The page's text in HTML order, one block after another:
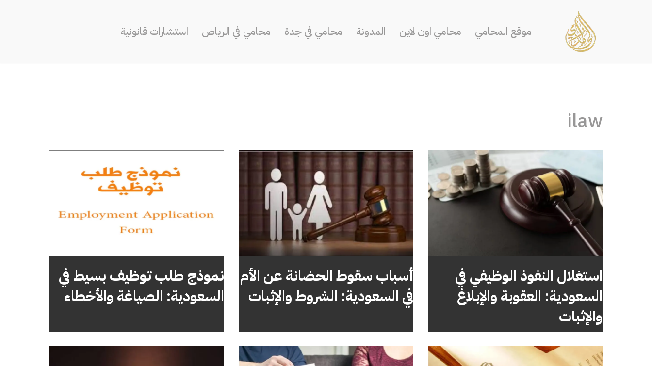
موقع المحامي محامي اون لاين المدونة محامي في جدة محامي في الرياض استشارات قانونية
ilaw
استغلال النفوذ الوظيفي في
السعودية: العقوبة والإبلاغ
والإثبات
أسباب سقوط الحضانة عن الأم
في السعودية: الشروط والإثبات
نموذج طلب توظيف بسيط في
السعودية: الصياغة والأخطاء